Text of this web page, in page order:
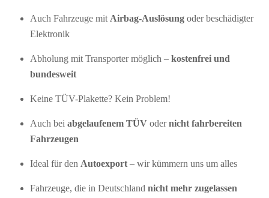
Auch Fahrzeuge mit Airbag-Auslösung oder beschädigter
Elektronik
Abholung mit Transporter möglich – kostenfrei und
bundesweit
Keine TÜV-Plakette? Kein Problem!
Auch bei abgelaufenem TÜV odernicht fahrbereiten
Fahrzeugen
Ideal für den Autoexport – wir kümmern uns um alles
Fahrzeuge, die in Deutschland nicht mehr zugelassen